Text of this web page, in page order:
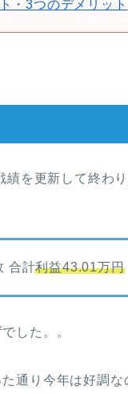
・3つのデメリット
績を更新して終わ
合計利益43.01万円
した。。
通り今年は好調な